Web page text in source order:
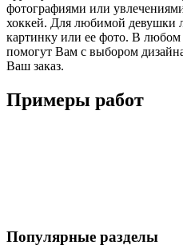
фотографиями или
хоккей. Для любимой девушки
картинку или ее фото. В
помогут Вам с выбором
Ваш заказ.
Примеры работ
Популярные разделы